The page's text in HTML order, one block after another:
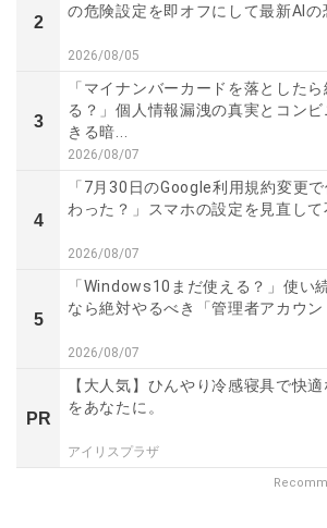
2
の危険設定を即オフにして最新AIの
2026/08/05
3
「マイナンバーカードを落としたら
る？」個人情報漏洩の真実とコン
きる暗...
2026/08/07
4
「7月30日のGoogle利用規約変更
わった？」スマホの設定を見直して
2026/08/07
5
「Windows10まだ使える？」使い
なら絶対やるべき「管理者アカウン
2026/08/07
PR
【大人気】ひんやり冷感寝具で快
をあなたに。
アイリスプラザ